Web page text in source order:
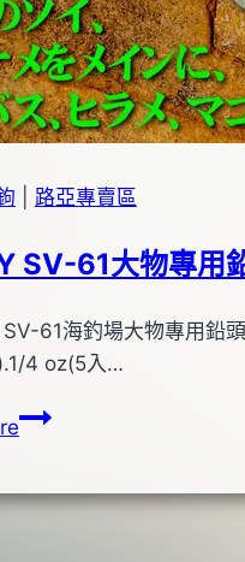
路亞專賣區
SV-61大物專用
61海釣場大物專用鉛
4 oz(5入…
DECOY
大